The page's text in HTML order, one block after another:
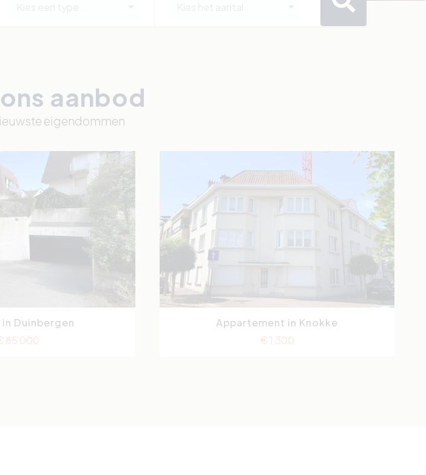
aanbod
eigendommen
Nellenslaan
Duinbergen
85 000
Montgomerylaan 3
Appartement in Knokke
€ 1 300